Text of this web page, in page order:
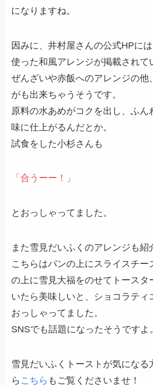
になりますね。
因みに、井村屋さんの公式HPに
使った和風アレンジが掲載されて
ぜんざいや赤飯へのアレンジの他
がも出来ちゃうそうです。
原料の水あめがコクを出し、ふん
味に仕上がるんだとか。
試食をした小杉さんも
「合うーー！」
とおっしゃってました。
また雪見だいふくのアレンジも紹
こちらはパンの上にスライスチー
の上に雪見大福をのせてトースタ
いたら美味しいと、ショコラティ
おっしゃってました。
SNSでも話題になったそうですよ
雪見だいふくトーストが気になる
ら こちら もご覧くださいませ！